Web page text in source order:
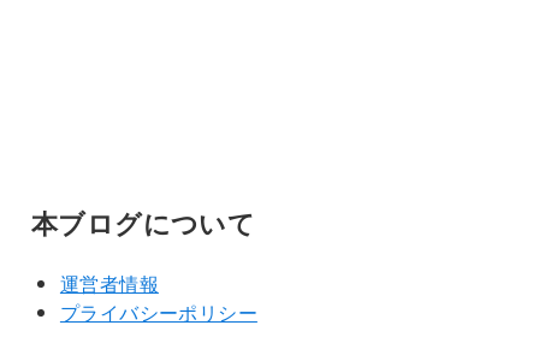
本ブログについて
運営者情報
プライバシーポリシー